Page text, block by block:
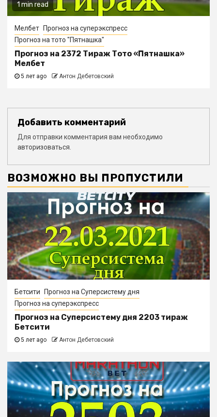
1 min read
Мелбет
Прогноз на суперэкспресс
Прогноз на тото "Пятнашка"
Прогноз на 2372 Тираж Тото «Пятнашка»
Мелбет
5 лет ago Антон Дебетовский
Добавить комментарий
Для отправки комментария вам необходимо
авторизоваться
ВОЗМОЖНО ВЫ ПРОПУСТИЛИ
Бетсити
Прогноз на Суперсистему дня
Прогноз на суперэкспресс
Прогноз на Суперсистему дня 2203 тираж
Бетсити
5 лет ago Антон Дебетовский